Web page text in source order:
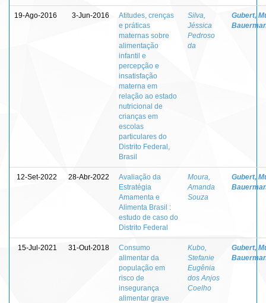
19-Ago-2016 3-Jun-2016
Atitudes, crenças
e práticas
maternas sobre
alimentação
infantil e
percepção e
insatisfação
materna em
relação ao estado
nutricional de
crianças em
escolas
particulares do
Distrito Federal,
Brasil
Silva,
Jéssica
Pedroso
da
Gubert,
12-Set-2022 28-Abr-2022
Avaliação da
Estratégia
Amamenta e
Alimenta Brasil :
estudo de caso do
Distrito Federal
Moura,
Amanda
Souza
Gubert,
15-Jul-2021 31-Out-2018
Consumo
alimentar da
população em
risco de
insegurança
alimentar grave
Kubo,
Stefanie
Eugênia
dos Anjos
Coelho
Gubert,